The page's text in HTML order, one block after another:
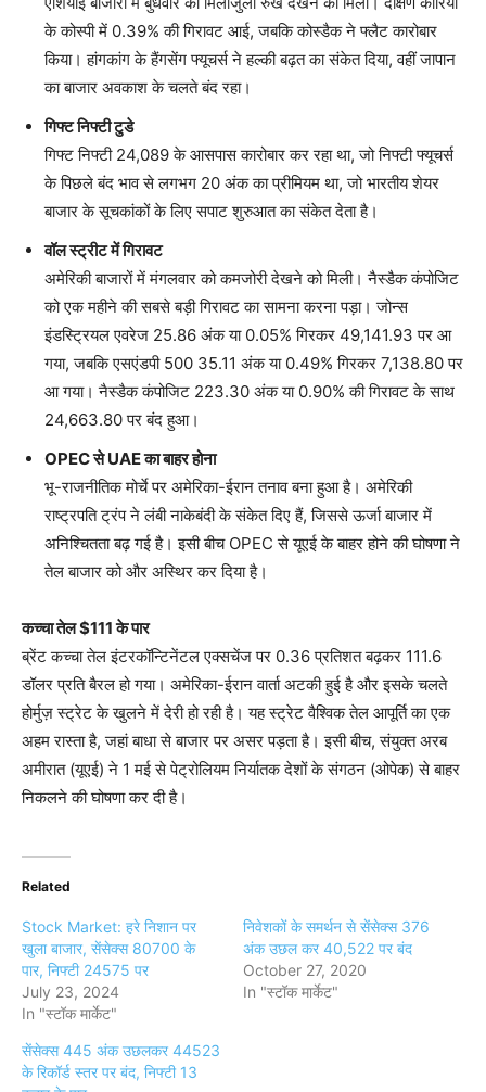
के कोस्पी में 0.39% की गिरावट आई, जबकि कोस्डैक ने फ्लैट कारोबार
किया। हांगकांग के हैंगसेंग फ्यूचर्स ने हल्की बढ़त का संकेत दिया, वहीं जापान
का बाजार अवकाश के चलते बंद रहा।
गिफ्ट निफ्टी टुडे
गिफ्ट निफ्टी 24,089 के आसपास कारोबार कर रहा था, जो निफ्टी फ्यूचर्स
के पिछले बंद भाव से लगभग 20 अंक का प्रीमियम था, जो भारतीय शेयर
बाजार के सूचकांकों के लिए सपाट शुरुआत का संकेत देता है।
वॉल स्ट्रीट में गिरावट
अमेरिकी बाजारों में मंगलवार को कमजोरी देखने को मिली। नैस्डैक कंपोजिट
को एक महीने की सबसे बड़ी गिरावट का सामना करना पड़ा। जोन्स
इंडस्ट्रियल एवरेज 25.86 अंक या 0.05% गिरकर 49,141.93 पर आ
गया, जबकि एसएंडपी 500 35.11 अंक या 0.49% गिरकर 7,138.80 पर
आ गया। नैस्डैक कंपोजिट 223.30 अंक या 0.90% की गिरावट के साथ
24,663.80 पर बंद हुआ।
OPEC से UAE का बाहर होना
भू-राजनीतिक मोर्चे पर अमेरिका-ईरान तनाव बना हुआ है। अमेरिकी
राष्ट्रपति ट्रंप ने लंबी नाकेबंदी के संकेत दिए हैं, जिससे ऊर्जा बाजार में
अनिश्चितता बढ़ गई है। इसी बीच OPEC से यूएई के बाहर होने की घोषणा ने
तेल बाजार को और अस्थिर कर दिया है।
कच्चा तेल $111 के पार
ब्रेंट कच्चा तेल इंटरकॉन्टिनेंटल एक्सचेंज पर 0.36 प्रतिशत बढ़कर 111.6
डॉलर प्रति बैरल हो गया। अमेरिका-ईरान वार्ता अटकी हुई है और इसके चलते
होर्मुज़ स्ट्रेट के खुलने में देरी हो रही है। यह स्ट्रेट वैश्विक तेल आपूर्ति का एक
अहम रास्ता है, जहां बाधा से बाजार पर असर पड़ता है। इसी बीच, संयुक्त अरब
अमीरात (यूएई) ने 1 मई से पेट्रोलियम निर्यातक देशों के संगठन (ओपेक) से बाहर
निकलने की घोषणा कर दी है।
Related
Stock Market: हरे निशान पर
खुला बाजार, सेंसेक्स 80700 के
पार, निफ्टी 24575 पर
July 23, 2024
In "स्टॉक मार्केट"
निवेशकों के समर्थन से सेंसेक्स 376
अंक उछल कर 40,522 पर बंद
October 27, 2020
In "स्टॉक मार्केट"
सेंसेक्स 445 अंक उछलकर 44523
के रिकॉर्ड स्तर पर बंद, निफ्टी 13